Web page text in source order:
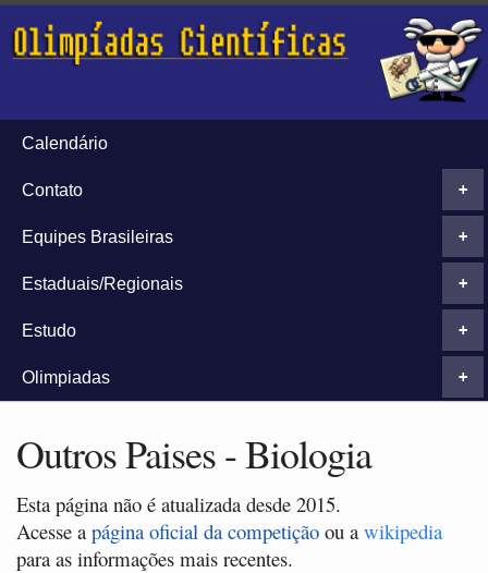
Calendário
+
Contato
+
Equipes Brasileiras
+
Estaduais/Regionais
+
Estudo
+
Olimpiadas
Outros Paises - Biologia
Esta página não é atualizada desde 2015.
Acesse a página oficial da competição ou a wikipedia
para as informações mais recentes.